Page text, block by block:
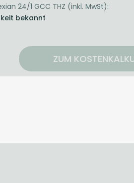
24/1 GCC THZ (inkl. MwSt):
bekannt
ZUM